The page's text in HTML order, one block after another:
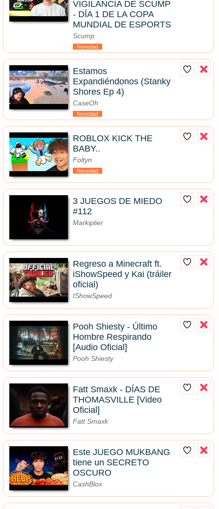
VIGILANCIA DE SCUMP
- DÍA 1 DE LA COPA
MUNDIAL DE ESPORTS
Scump
Novedad
Estamos
Expandiéndonos (Stanky
Shores Ep 4)
CaseOh
Novedad
ROBLOX KICK THE
BABY..
Foltyn
Novedad
3 JUEGOS DE MIEDO
#112
Markiplier
Regreso a Minecraft ft.
iShowSpeed y Kai (tráiler
oficial)
IShowSpeed
Pooh Shiesty - Último
Hombre Respirando
[Audio Oficial]
Pooh Shiesty
Fatt Smaxk - DÍAS DE
THOMASVILLE [Video
Oficial]
Fatt Smaxk
Este JUEGO MUKBANG
tiene un SECRETO
OSCURO
CashBlox